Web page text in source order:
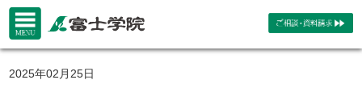
2025年02月25日